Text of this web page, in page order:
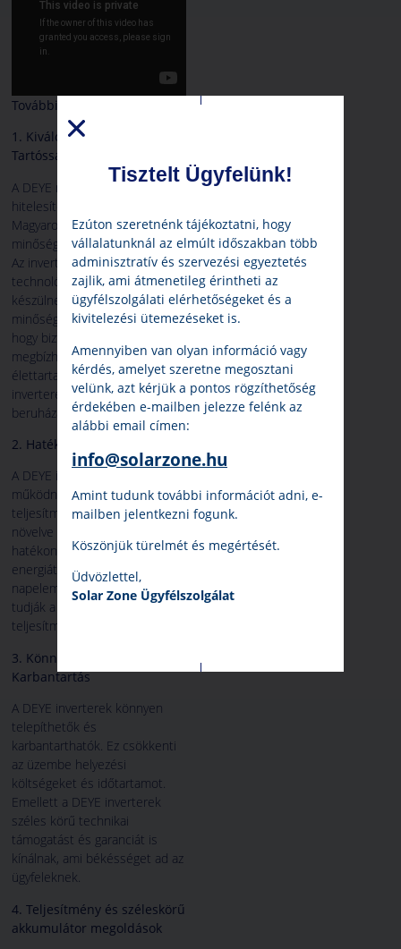
További előnyök
1. Kiváló Minőség és
Tartósság
A DEYE napelem inverterek
hitelesített inverterek
Magyarországon, termékeiket a
minőség és a tartósság vezérli.
Az inverterek a legújabb
technológia felhasználásával
készülnek, és szigorú
minőségellenőrzésen esnek át,
hogy biztosítsák a
megbízhatóságot és hosszú
élettartamot. Ezáltal a DEYE
inverterek hosszú távú
beruházást jelentenek.
2. Hatékony Teljesítmény
A DEYE inverterek hatékonyan
működnek, minimalizálva a
teljesítmény veszteségeket és
növelve a napelem rendszer
hatékonyságát. Ezáltal több
energiát képesek kinyerni a
napelemekből, és javítani
tudják a rendszer
teljesítményét.
3. Könnyű Telepítés és
Karbantartás
A DEYE inverterek könnyen
telepíthetők és
karbantarthatók. Ez csökkenti
az üzembe helyezési
költségeket és időtartamot.
Emellett a DEYE inverterek
széles körű technikai
támogatást és garanciát is
kínálnak, ami békésséget ad az
ügyfeleknek.
4. Teljesítmény és széleskörű
akkumulátor megoldások
Tisztelt Ügyfelünk!
Ezúton szeretnénk tájékoztatni, hogy
vállalatunknál az elmúlt időszakban több
adminisztratív és szervezési egyeztetés
zajlik, ami átmenetileg érintheti az
ügyfélszolgálati elérhetőségeket és a
kivitelezési ütemezéseket is.
Amennyiben van olyan információ vagy
kérdés, amelyet szeretne megosztani
velünk, azt kérjük a pontos rögzíthetőség
érdekében e-mailben jelezze felénk az
alábbi email címen:
info@solarzone.hu
Amint tudunk további információt adni, e-
mailben jelentkezni fogunk.
Köszönjük türelmét és megértését.
Üdvözlettel,
Solar Zone Ügyfélszolgálat